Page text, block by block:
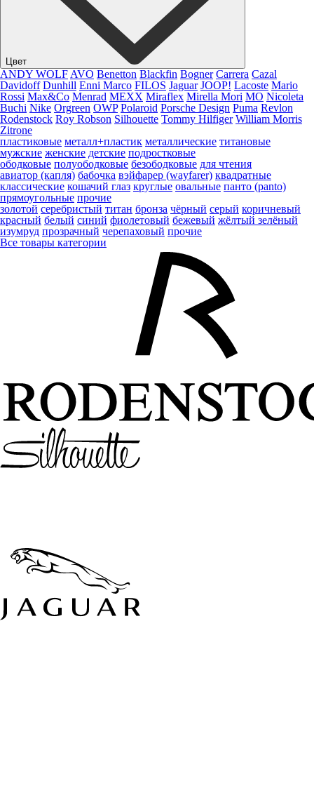
Цвет
ANDY WOLF AVO Benetton Blackfin Bogner Carrera Cazal
Davidoff Dunhill Enni Marco FILOS Jaguar JOOP! Lacoste Mario
Rossi Max&Co Menrad MEXX Miraflex Mirella Mori MO Nicoleta
Buchi Nike Orgreen OWP Polaroid Porsche Design Puma Revlon
Rodenstock Roy Robson Silhouette Tommy Hilfiger William Morris
Zitrone
пластиковые металл+пластик металлические титановые
мужские женские детские подростковые
ободковые полуободковые безободковые для чтения
авиатор (капля) бабочка вэйфарер (wayfarer) квадратные
классические кошачий глаз круглые овальные панто (panto)
прямоугольные прочие
золотой серебристый титан бронза чёрный серый коричневый
красный белый синий фиолетовый бежевый жёлтый зелёный
изумруд прозрачный черепаховый прочие
Все товары категории